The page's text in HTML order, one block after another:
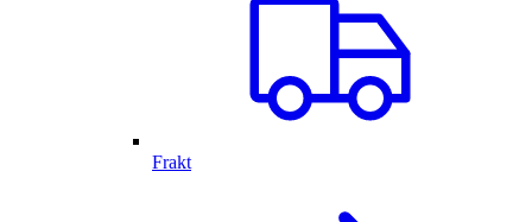
Frakt